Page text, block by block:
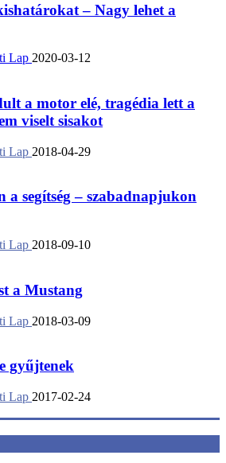
– Nagy lehet a
Lap 2020-03-12
a motor elé, tragédia lett a
viselt sisakot
Lap 2018-04-29
a segítség – szabadnapjukon
Lap 2018-09-10
a Mustang
Lap 2018-03-09
gyűjtenek
Lap 2017-02-24